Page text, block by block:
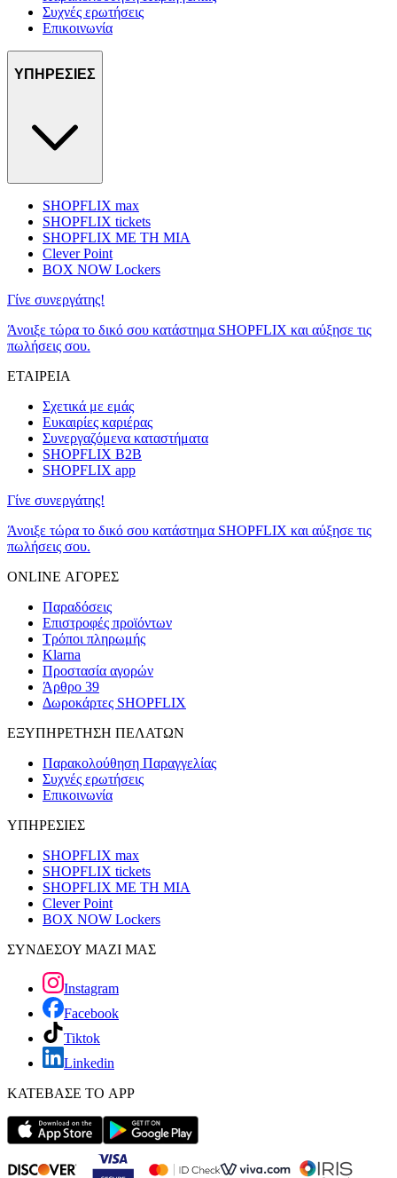
Συχνές ερωτήσεις
Επικοινωνία
ΥΠΗΡΕΣΙΕΣ
SHOPFLIX max
SHOPFLIX tickets
SHOPFLIX ΜΕ ΤΗ ΜΙΑ
Clever Point
BOX NOW Lockers
Γίνε συνεργάτης!
Άνοιξε τώρα το δικό σου κατάστημα SHOPFLIX και αύξησε τις
πωλήσεις σου.
ΕΤΑΙΡΕΙΑ
Σχετικά με εμάς
Ευκαιρίες καριέρας
Συνεργαζόμενα καταστήματα
SHOPFLIX B2B
SHOPFLIX app
Γίνε συνεργάτης!
Άνοιξε τώρα το δικό σου κατάστημα SHOPFLIX και αύξησε τις
πωλήσεις σου.
ONLINE ΑΓΟΡΕΣ
Παραδόσεις
Επιστροφές προϊόντων
Τρόποι πληρωμής
Klarna
Προστασία αγορών
Άρθρο 39
Δωροκάρτες SHOPFLIX
ΕΞΥΠΗΡΕΤΗΣΗ ΠΕΛΑΤΩΝ
Παρακολούθηση Παραγγελίας
Συχνές ερωτήσεις
Επικοινωνία
ΥΠΗΡΕΣΙΕΣ
SHOPFLIX max
SHOPFLIX tickets
SHOPFLIX ΜΕ ΤΗ ΜΙΑ
Clever Point
BOX NOW Lockers
ΣΥΝΔΕΣΟΥ ΜΑΖΙ ΜΑΣ
Instagram
Facebook
Tiktok
Linkedin
ΚΑΤΕΒΑΣΕ ΤΟ APP